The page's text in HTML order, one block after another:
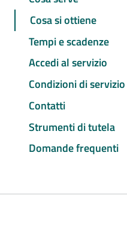
Cosa si ottiene
Tempi e scadenze
Accedi al servizio
Condizioni di servizio
Contatti
Strumenti di tutela
Domande frequenti